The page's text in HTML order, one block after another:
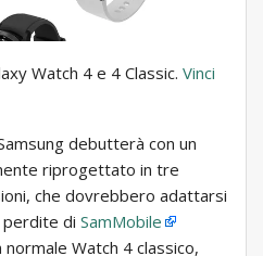
Watch 4 e 4 Classic. Vinci
debutterà con un
riprogettato in tre
che dovrebbero adattarsi
perdite di SamMobile
Watch 4 classico,